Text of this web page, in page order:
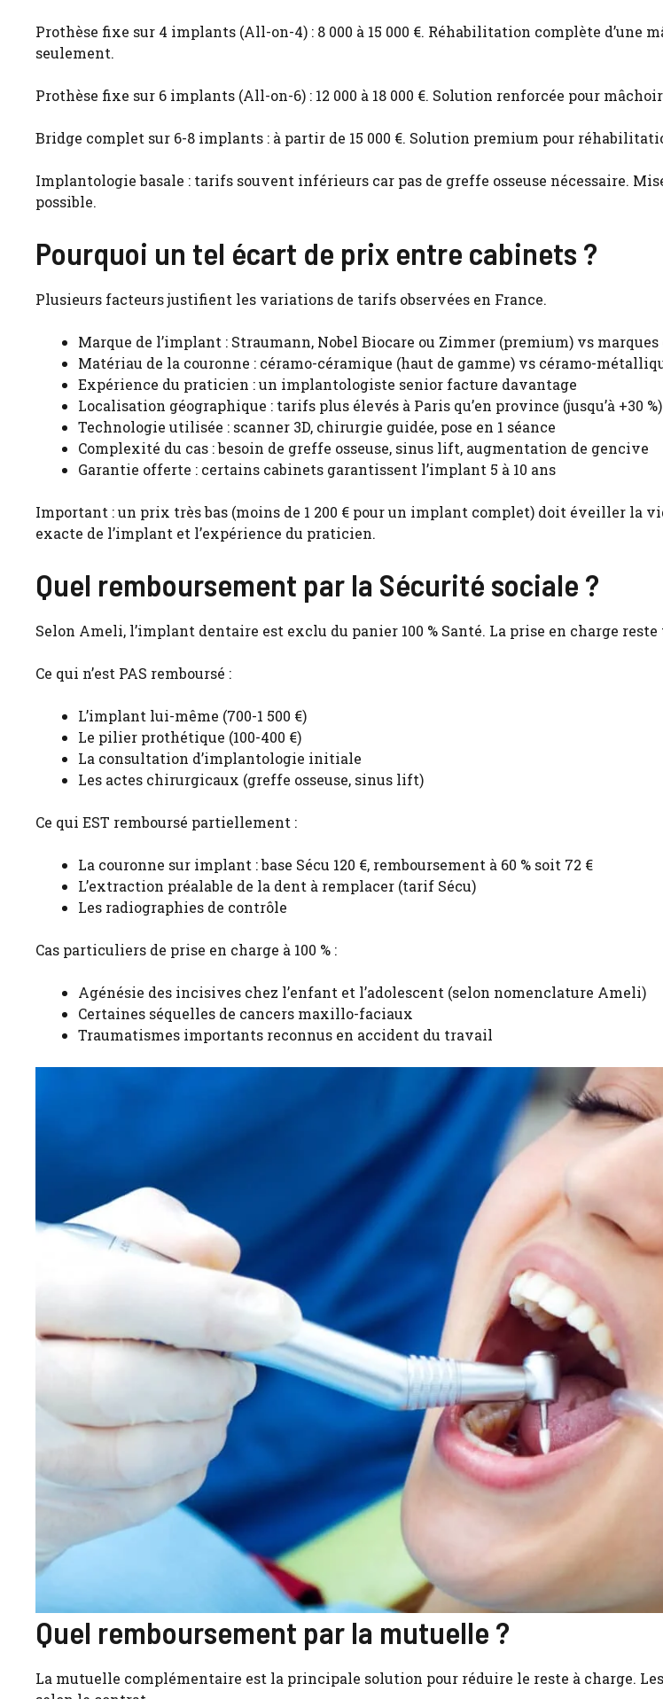
Prothèse fixe sur 4 implants (All-on-4) : 8 000 à 15 000 €. Réhabilitation complète d’une
seulement.
Prothèse fixe sur 6 implants (All-on-6) : 12 000 à 18 000 €. Solution renforcée pour
Bridge complet sur 6-8 implants : à partir de 15 000 €. Solution premium pour
Implantologie basale : tarifs souvent inférieurs car pas de greffe osseuse nécessaire.
possible.
Pourquoi un tel écart de prix entre cabinets ?
Plusieurs facteurs justifient les variations de tarifs observées en France.
Marque de l’implant : Straumann, Nobel Biocare ou Zimmer (premium) vs marques
Matériau de la couronne : céramo-céramique (haut de gamme) vs céramo-
Expérience du praticien : un implantologiste senior facture davantage
Localisation géographique : tarifs plus élevés à Paris qu’en province (jusqu’à +30 %)
Technologie utilisée : scanner 3D, chirurgie guidée, pose en 1 séance
Complexité du cas : besoin de greffe osseuse, sinus lift, augmentation de gencive
Garantie offerte : certains cabinets garantissent l’implant 5 à 10 ans
Important : un prix très bas (moins de 1 200 € pour un implant complet) doit éveiller la
exacte de l’implant et l’expérience du praticien.
Quel remboursement par la Sécurité sociale ?
Selon Ameli, l’implant dentaire est exclu du panier 100 % Santé. La prise en charge
Ce qui n’est PAS remboursé :
L’implant lui-même (700-1 500 €)
Le pilier prothétique (100-400 €)
La consultation d’implantologie initiale
Les actes chirurgicaux (greffe osseuse, sinus lift)
Ce qui EST remboursé partiellement :
La couronne sur implant : base Sécu 120 €, remboursement à 60 % soit 72 €
L’extraction préalable de la dent à remplacer (tarif Sécu)
Les radiographies de contrôle
Cas particuliers de prise en charge à 100 % :
Agénésie des incisives chez l’enfant et l’adolescent (selon nomenclature Ameli)
Certaines séquelles de cancers maxillo-faciaux
Traumatismes importants reconnus en accident du travail
Quel remboursement par la mutuelle ?
La mutuelle complémentaire est la principale solution pour réduire le reste à charge.